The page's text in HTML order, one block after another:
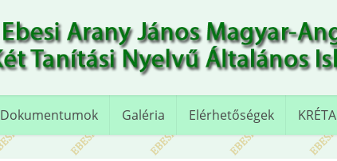
Dokumentumok Galéria Elérhetőségek KRÉTA